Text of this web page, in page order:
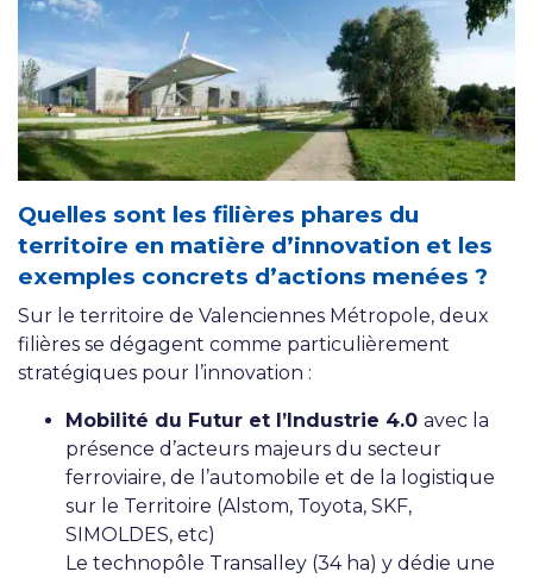
Quelles sont les filières phares du
territoire en matière d’innovation et les
exemples concrets d’actions menées ?
Sur le territoire de Valenciennes Métropole, deux
filières se dégagent comme particulièrement
stratégiques pour l’innovation :
Mobilité du Futur et l’Industrie 4.0 avec la
présence d’acteurs majeurs du secteur
ferroviaire, de l’automobile et de la logistique
sur le Territoire (Alstom, Toyota, SKF,
SIMOLDES, etc)
Le technopôle Transalley (34 ha) y dédie une